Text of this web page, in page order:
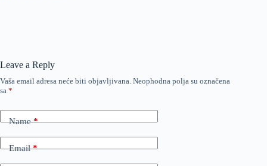
Leave a Reply
Vaša email adresa neće biti objavljivana. Neophodna polja su označena
sa *
Name*
Email*